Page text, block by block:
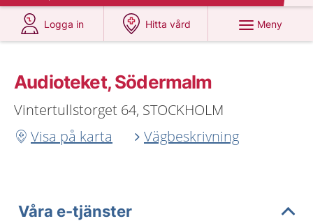
Logga in
på 1177.se
Hitta vård
på 1177.se
Meny
Audioteket, Södermalm
Vintertullstorget 64, STOCKHOLM
Visa på karta
Vägbeskrivning
Våra e-tjänster